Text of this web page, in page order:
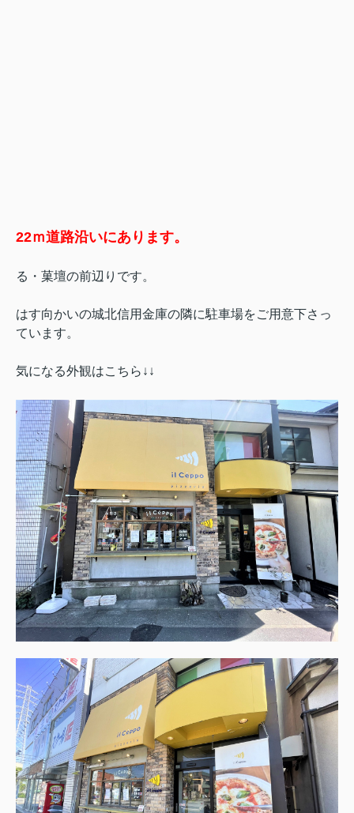
22ｍ道路沿いにあります。
る・菓壇の前辺りです。
はす向かいの城北信用金庫の隣に駐車場をご用意下さっ
ています。
気になる外観はこちら↓↓